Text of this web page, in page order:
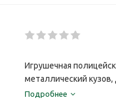
Игрушечная
металлический
Подробнее